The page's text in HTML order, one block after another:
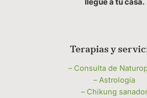
llegue a tu casa.
Terapias y
– Consulta de
– Astrología
– Chikung sanador